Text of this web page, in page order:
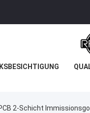
2-Schicht